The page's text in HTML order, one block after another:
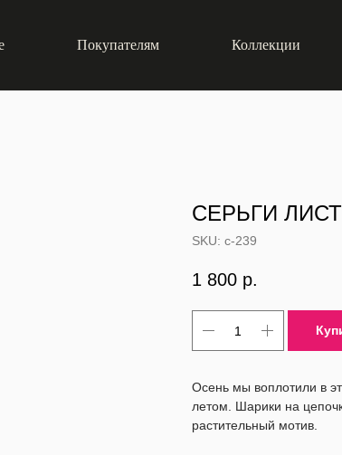
Покупателям Коллекции
СЕРЬГИ
SKU: с-239
1 800 р.
Осень мы воплотили в
летом. Шарики на
растительный мотив.